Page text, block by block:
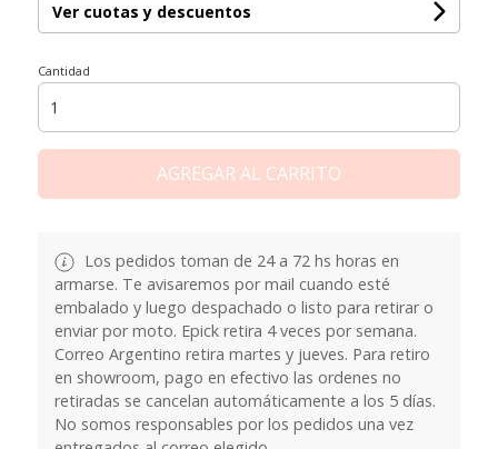
Ver cuotas y descuentos
Cantidad
AGREGAR AL CARRITO
Los pedidos toman de 24 a 72 hs horas en
armarse. Te avisaremos por mail cuando esté
embalado y luego despachado o listo para retirar o
enviar por moto. Epick retira 4 veces por semana.
Correo Argentino retira martes y jueves. Para retiro
en showroom, pago en efectivo las ordenes no
retiradas se cancelan automáticamente a los 5 días.
No somos responsables por los pedidos una vez